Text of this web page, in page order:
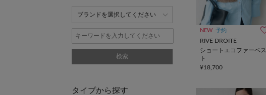
NEW 予約
RIVE DROITE
ショートエコファーベス
ト
¥18,700
検索
タイプから探す